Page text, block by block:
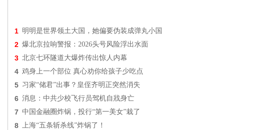
1 明明是世界领土大国，她偏要伪装成弹丸小国
2 爆北京拉响警报：2026头号风险浮出水面
3 北京七环隧道大爆炸传出惊人内幕
4 鸡身上一个部位 真心劝你给孩子少吃点
5 习家“储君”出事？皇侄齐明正突然消失
6 消息：中共少校飞行员驾机自戕身亡
7 中国金融圈炸锅，投行“第一美女”栽了
8 上海“五条斩杀线”炸锅了！